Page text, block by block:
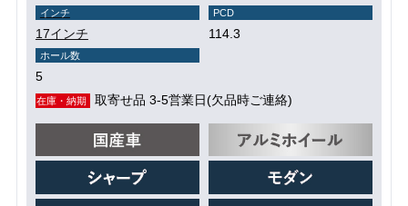
インチ
17インチ
PCD
114.3
ホール数
5
在庫・納期 取寄せ品 3-5営業日(欠品時ご連絡)